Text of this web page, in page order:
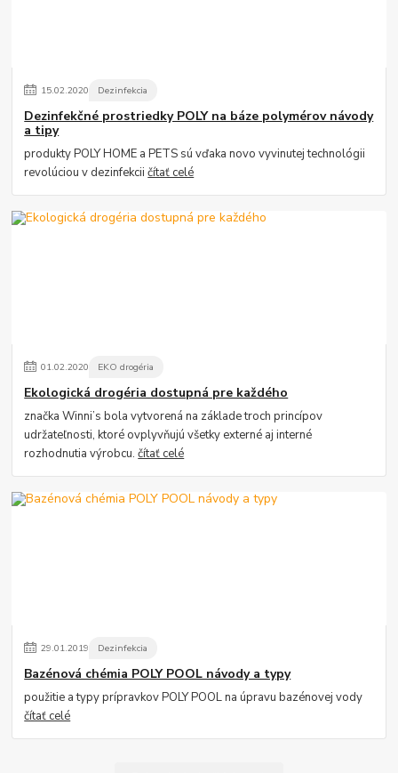
15.02.2020 Dezinfekcia
Dezinfekčné prostriedky POLY na báze polymérov návody
a tipy
produkty POLY HOME a PETS sú vďaka novo vyvinutej technológii
revolúciou v dezinfekciičítať celé
01.02.2020 EKO drogéria
Ekologická drogéria dostupná pre každého
značka Winni’s bola vytvorená na základe troch princípov
udržateľnosti, ktoré ovplyvňujú všetky externé aj interné
rozhodnutia výrobcu.čítať celé
29.01.2019 Dezinfekcia
Bazénová chémia POLY POOL návody a typy
použitie a typy prípravkov POLY POOL na úpravu bazénovej vody
čítať celé